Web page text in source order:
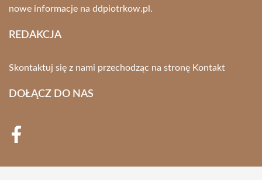
nowe informacje na ddpiotrkow.pl.
REDAKCJA
Skontaktuj się z nami przechodząc na stronę Kontakt
DOŁĄCZ DO NAS